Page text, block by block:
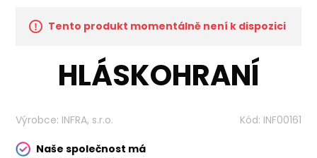
Tento produkt momentálně není k dispozici
HLÁSKOHRANÍ
Výrobce: INFRA, s.r.o. Kód: INF00161
Naše společnost má